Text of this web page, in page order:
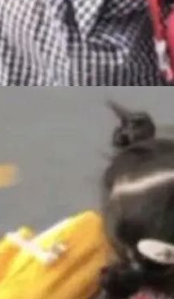
发了封邮
合调查前苹
。一句话让
馨提示：
HUAWEI M
6.1.0.135S
：设置 > 搜
一代音视频
一个特殊之
个名字，
）。 对于
字并不陌
离世十周
版本的名
国传媒大学
事视频、音
告显示，AI
时报》报道
息与商品
处理任
，实际支出
是，该项目
持续运行长
觉异常。这
半年时间
的采访里
竞赛，而
今年底或
平。 Dela
。中国的
加速迭代，
话是 "buil
展系
软件工程师
序？答案几
的程序写程
统、智能
请，全